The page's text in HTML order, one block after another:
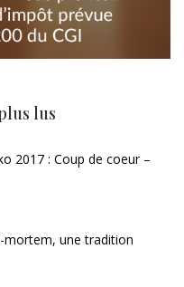
lus
2017 : Coup de coeur –
une tradition